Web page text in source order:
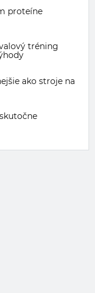
proteíne
tréning
ako stroje na